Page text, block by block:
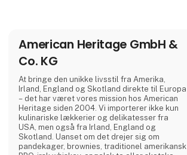
American Heritage GmbH &
Co. KG
At bringe den unikke livsstil fra Amerika,
Irland, England og Skotland direkte til Europa
– det har været vores mission hos American
Heritage siden 2004. Vi importerer ikke kun
kulinariske lækkerier og delikatesser fra
USA, men også fra Irland, England og
Skotland. Uanset om det drejer sig om
pandekager, brownies, traditionel amerikansk